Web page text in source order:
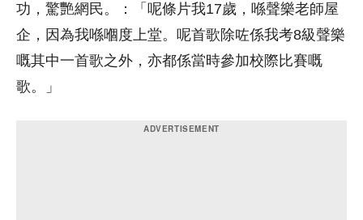
功，驚艷網民。：「呢條片我17歲，喺聲樂老師屋
企，因為我喺嗰度上堂。呢首歌除咗係我考8級聲樂
嘅其中一首歌之外，亦都係當時參加校際比賽嘅
歌。」